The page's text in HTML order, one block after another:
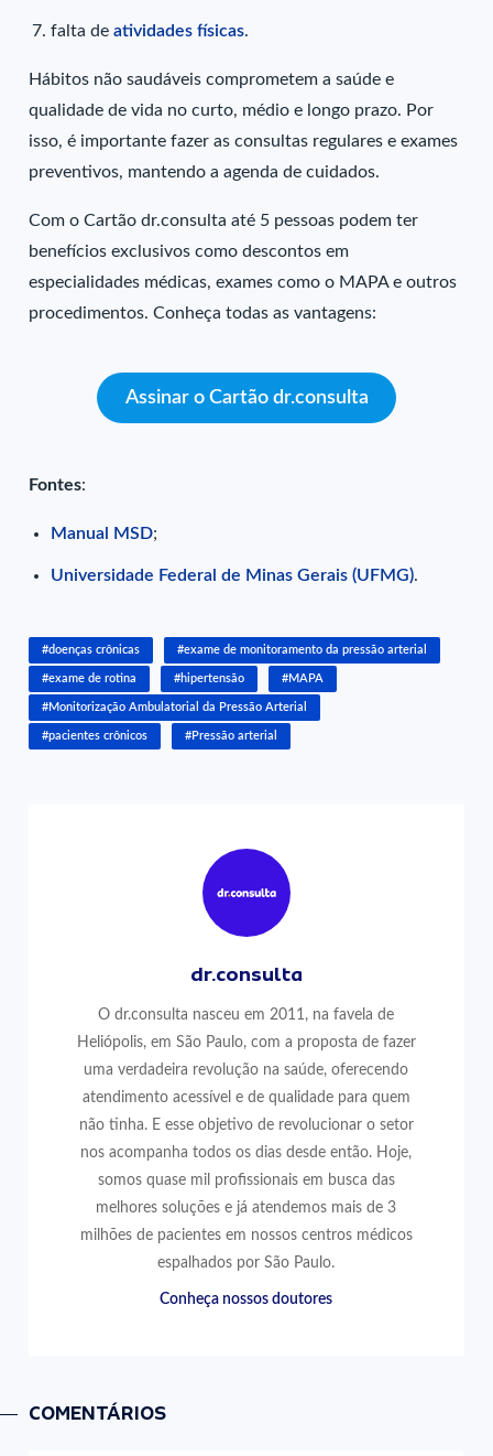
falta deatividades físicas.
Hábitos não saudáveis comprometem a saúde e
qualidade de vida no curto, médio e longo prazo. Por
isso, é importante fazer as consultas regulares e exames
preventivos, mantendo a agenda de cuidados.
Com o Cartão dr.consulta até 5 pessoas podem ter
benefícios exclusivos como descontos em
especialidades médicas, exames como o MAPA e outros
procedimentos. Conheça todas as vantagens:
Assinar o Cartão dr.consulta
Fontes:
Manual MSD;
Universidade Federal de Minas Gerais (UFMG).
#doenças crônicas #exame de monitoramento da pressão arterial
#exame de rotina #hipertensão #MAPA
#Monitorização Ambulatorial da Pressão Arterial
#pacientes crônicos #Pressão arterial
dr.consulta
O dr.consulta nasceu em 2011, na favela de
Heliópolis, em São Paulo, com a proposta de fazer
uma verdadeira revolução na saúde, oferecendo
atendimento acessível e de qualidade para quem
não tinha. E esse objetivo de revolucionar o setor
nos acompanha todos os dias desde então. Hoje,
somos quase mil profissionais em busca das
melhores soluções e já atendemos mais de 3
milhões de pacientes em nossos centros médicos
espalhados por São Paulo.
Conheça nossos doutores
COMENTÁRIOS